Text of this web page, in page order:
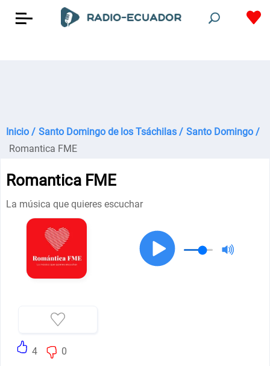
Inicio / Santo Domingo de los Tsáchilas / Santo Domingo /
Romantica FME
Romantica FME
La música que quieres escuchar
4 0